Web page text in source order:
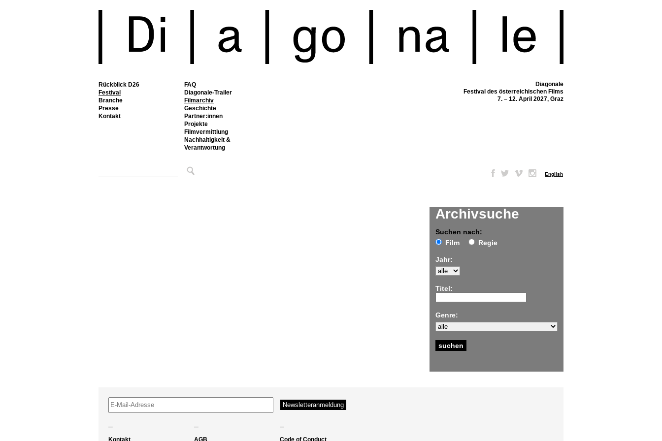
Rückblick D26
Festival
FAQ
Diagonale-Trailer
Filmarchiv
Geschichte
Partner:innen
Projekte
Filmvermittlung
Nachhaltigkeit &
Verantwortung
Branche
Presse
Kontakt
Diagonale
Festival des österreichischen Films
7. – 12. April 2027, Graz
– English
Archivsuche
Suchen nach:
Film
Regie
Jahr:
Titel:
Genre:
– – –
Kontakt AGB Code of Conduct